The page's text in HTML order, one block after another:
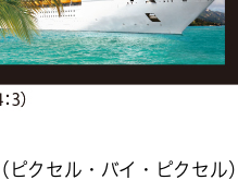
クセル・バイ・ピクセル）